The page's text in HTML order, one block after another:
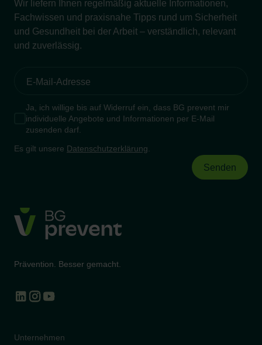
Belastung digital funktioniert
(Lisa Weber, Florian Weikart)
15:45–15:55 Uhr
Organisationsentwicklung bei der AWO
15:55–16:25 Uhr
Beschäftigten im Mittelpunkt stehen müssen
(Stephan Anders-Krummnacker, Marcus
16:20–16:30 Uhr
Verabschiedung
Wir liefern Ihnen regelmäßig aktuelle Informationen,
Fachwissen und praxisnahe Tipps rund um Sicherheit
und Gesundheit bei der Arbeit – verständlich, relevant
und zuverlässig.
Ja, ich willige bis auf Widerruf ein, dass BG prevent mir
individuelle Angebote und Informationen per E-Mail
zusenden darf.
Es gilt unsere Datenschutzerklärung
Prävention. Besser gemacht.
Unternehmen